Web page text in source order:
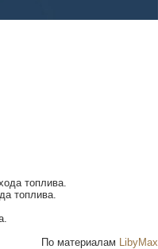
топлива.
топлива.
По материалам LibyMax